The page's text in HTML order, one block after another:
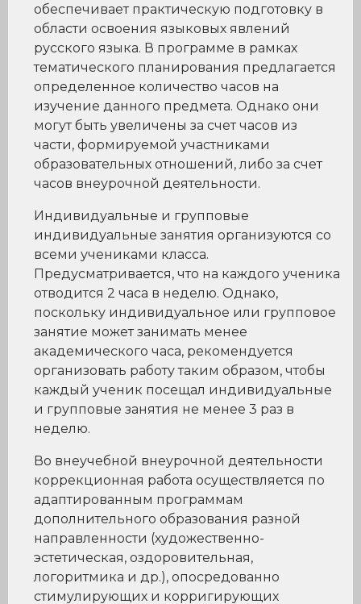
обеспечивает практическую подготовку в
области освоения языковых явлений
русского языка. В программе в рамках
тематического планирования предлагается
определенное количество часов на
изучение данного предмета. Однако они
могут быть увеличены за счет часов из
части, формируемой участниками
образовательных отношений, либо за счет
часов внеурочной деятельности.
Индивидуальные и групповые
индивидуальные занятия организуются со
всеми учениками класса.
Предусматривается, что на каждого ученика
отводится 2 часа в неделю. Однако,
поскольку индивидуальное или групповое
занятие может занимать менее
академического часа, рекомендуется
организовать работу таким образом, чтобы
каждый ученик посещал индивидуальные
и групповые занятия не менее 3 раз в
неделю.
Во внеучебной внеурочной деятельности
коррекционная работа осуществляется по
адаптированным программам
дополнительного образования разной
направленности (художественно-
эстетическая, оздоровительная,
логоритмика и др.), опосредованно
стимулирующих и корригирующих